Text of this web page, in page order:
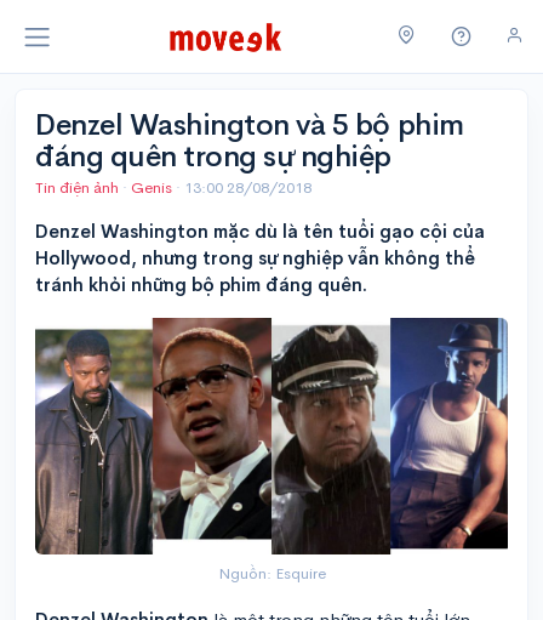
Denzel Washington và 5 bộ phim
đáng quên trong sự nghiệp
Tin điện ảnh · Genis · 13:00 28/08/2018
Denzel Washington mặc dù là tên tuổi gạo cội của
Hollywood, nhưng trong sự nghiệp vẫn không thể
tránh khỏi những bộ phim đáng quên.
Nguồn: Esquire